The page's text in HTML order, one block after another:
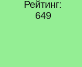
Рейтинг:
649